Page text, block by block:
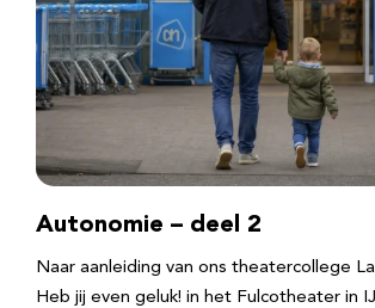
Autonomie – deel 2
Naar aanleiding van ons theatercollege
Heb jij even geluk! in het Fulcotheater in